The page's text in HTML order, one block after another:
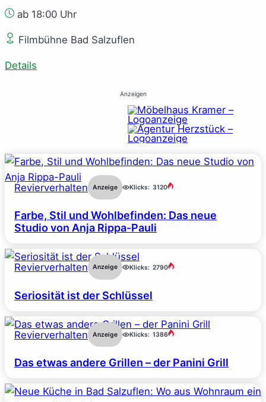
ab 18:00 Uhr
Filmbühne Bad Salzuflen
Details
Anzeigen
Revierverhalten Anzeige Klicks: 3120
Farbe, Stil und Wohlbefinden: Das neue
Studio von Anja Rippa-Pauli
Revierverhalten Anzeige Klicks: 2790
Seriosität ist der Schlüssel
Revierverhalten Anzeige Klicks: 1386
Das etwas andere Grillen – der Panini Grill